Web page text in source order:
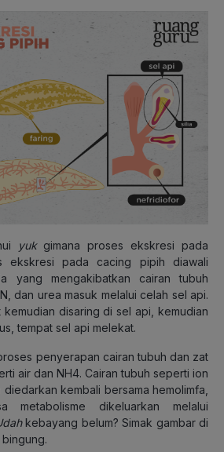
yukgimana proses ekskresi pada
ekskresi pada cacing pipih diawali
yang mengakibatkan cairan tubuh
dan urea masuk melalui celah sel api.
disaring di sel api, kemudian
tempat sel api melekat.
penyerapan cairan tubuh dan zat
air dan NH4. Cairan tubuh seperti ion
kembali bersama hemolimfa,
metabolisme dikeluarkan melalui
kebayang belum? Simak gambar di